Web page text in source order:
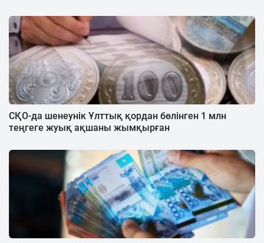
СҚО-да шенеунік Ұлттық қордан бөлінген 1 млн
теңгеге жуық ақшаны жымқырған